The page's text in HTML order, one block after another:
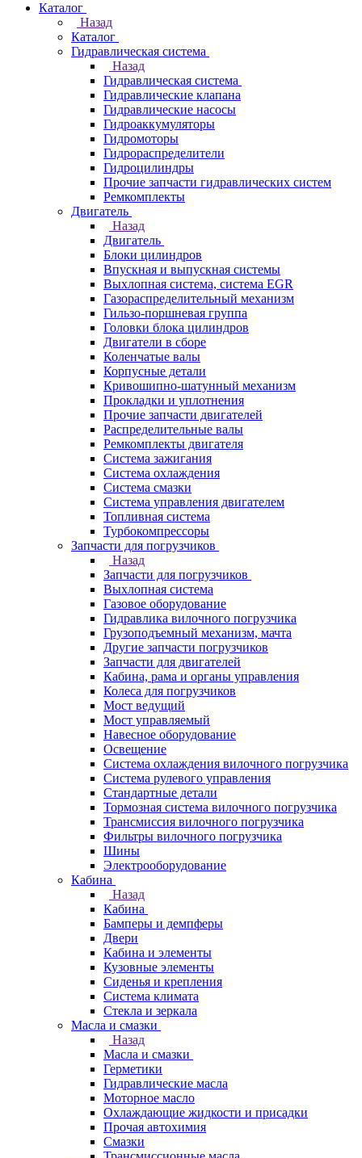
Каталог
Назад
Каталог
Гидравлическая система
Назад
Гидравлическая система
Гидравлические клапана
Гидравлические насосы
Гидроаккумуляторы
Гидромоторы
Гидрораспределители
Гидроцилиндры
Прочие запчасти гидравлических систем
Ремкомплекты
Двигатель
Назад
Двигатель
Блоки цилиндров
Впускная и выпускная системы
Выхлопная система, система EGR
Газораспределительный механизм
Гильзо-поршневая группа
Головки блока цилиндров
Двигатели в сборе
Коленчатые валы
Корпусные детали
Кривошипно-шатунный механизм
Прокладки и уплотнения
Прочие запчасти двигателей
Распределительные валы
Ремкомплекты двигателя
Система зажигания
Система охлаждения
Система смазки
Система управления двигателем
Топливная система
Турбокомпрессоры
Запчасти для погрузчиков
Назад
Запчасти для погрузчиков
Выхлопная система
Газовое оборудование
Гидравлика вилочного погрузчика
Грузоподъемный механизм, мачта
Другие запчасти погрузчиков
Запчасти для двигателей
Кабина, рама и органы управления
Колеса для погрузчиков
Мост ведущий
Мост управляемый
Навесное оборудование
Освещение
Система охлаждения вилочного погрузчика
Система рулевого управления
Стандартные детали
Тормозная система вилочного погрузчика
Трансмиссия вилочного погрузчика
Фильтры вилочного погрузчика
Шины
Электрооборудование
Кабина
Назад
Кабина
Бамперы и демпферы
Двери
Кабина и элементы
Кузовные элементы
Сиденья и крепления
Система климата
Стекла и зеркала
Масла и смазки
Назад
Масла и смазки
Герметики
Гидравлические масла
Моторное масло
Охлаждающие жидкости и присадки
Прочая автохимия
Смазки